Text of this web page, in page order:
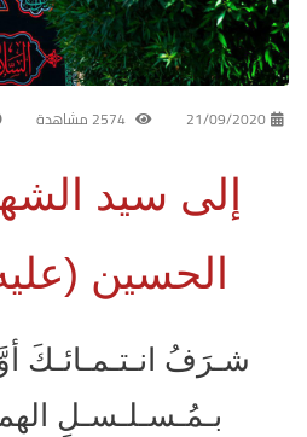
21/09/2020
إلى سيد
الحسين
شـرَفُ انـتـمـائـكَ
بـمُـسـلـسـلِ